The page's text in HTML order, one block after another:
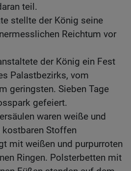
teil.
stellte der König seine
Reichtum vor
der König ein Fest
Palastbezirks, vom
geringsten. Sieben Tage
gefeiert.
waren weiße und
kostbaren Stoffen
mit weißen und purpurroten
Ringen. Polsterbetten mit